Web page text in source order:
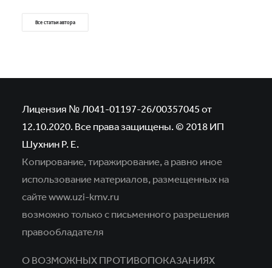
Все статьи автора
Лицензия № Л041-01197-26/00357045 от
12.10.2020. Все права защищены. © 2018 ИП
Шухнин Р. Е.
Копирование, тиражирование, а равно иное
использование материалов,размещенных на
сайте www.uzi-kmv.ru
возможно только с письменного разрешения
правообладателя
О ВОЗМОЖНЫХ ПРОТИВОПОКАЗАНИЯХ